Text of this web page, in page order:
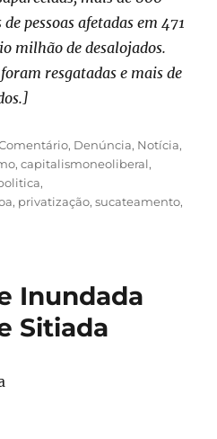
pessoas afetadas em 471
milhão de desalojados.
resgatadas e mais de
, Denúncia, Notícia,
,capitalismoneoliberal,
,
, privatização,sucateamento,
Inundada
Sitiada